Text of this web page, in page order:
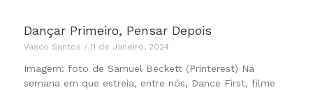
Dançar Primeiro, Pensar Depois
Vasco Santos 11 de Janeiro, 2024
Imagem: foto de Samuel Beckett (Printerest) Na
semana em que estreia, entre nós, Dance First, filme